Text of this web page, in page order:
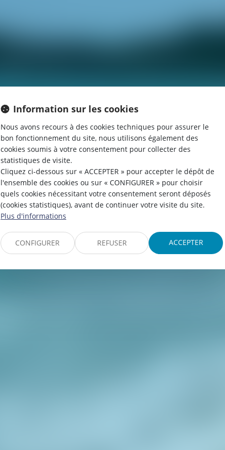
L'ÉQUIPE
Information sur les cookies
Nous avons recours à des cookies techniques pour assurer le
bon fonctionnement du site, nous utilisons également des
cookies soumis à votre consentement pour collecter des
statistiques de visite.
Cliquez ci-dessous sur « ACCEPTER » pour accepter le dépôt de
l'ensemble des cookies ou sur « CONFIGURER » pour choisir
quels cookies nécessitant votre consentement seront déposés
(cookies statistiques), avant de continuer votre visite du site.
Plus d'informations
CONFIGURER REFUSER ACCEPTER